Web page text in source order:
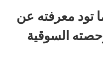
تود معرفته عن